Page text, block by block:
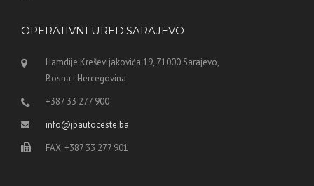
OPERATIVNI URED SARAJEVO
Hamdije Kreševljakovića 19, 71000 Sarajevo,
Bosna i Hercegovina
+387 33 277 900
info@jpautoceste.ba
FAX: +387 33 277 901